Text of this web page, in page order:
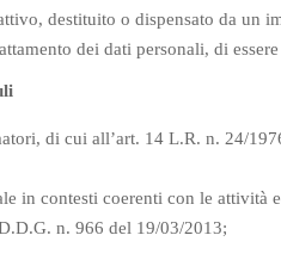
destituito o dispensato da
dei dati personali, di
di cui all’art. 14 L.R. n. 24/
in contesti coerenti con le
n. 966 del 19/03/2013;